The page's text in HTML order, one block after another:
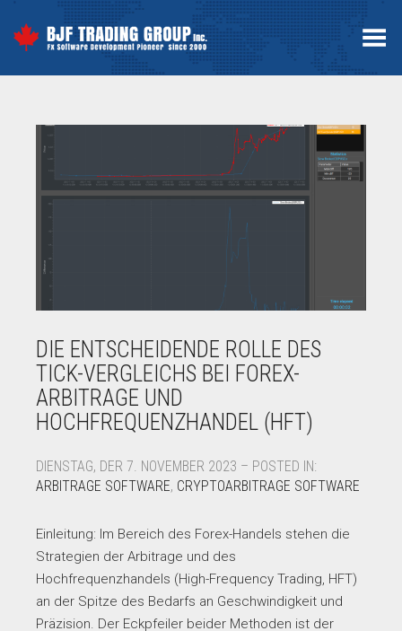
Toggle Menu
DIE ENTSCHEIDENDE ROLLE DES
TICK-VERGLEICHS BEI FOREX-
ARBITRAGE UND
HOCHFREQUENZHANDEL (HFT)
DIENSTAG, DER 7. NOVEMBER 2023 – POSTED IN:
ARBITRAGE SOFTWARE, CRYPTOARBITRAGE SOFTWARE
Einleitung: Im Bereich des Forex-Handels stehen die
Strategien der Arbitrage und des
Hochfrequenzhandels (High-Frequency Trading, HFT)
an der Spitze des Bedarfs an Geschwindigkeit und
Präzision. Der Eckpfeiler beider Methoden ist der